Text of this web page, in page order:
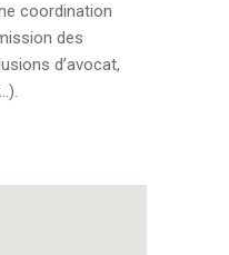
coordination
des
d’avocat,